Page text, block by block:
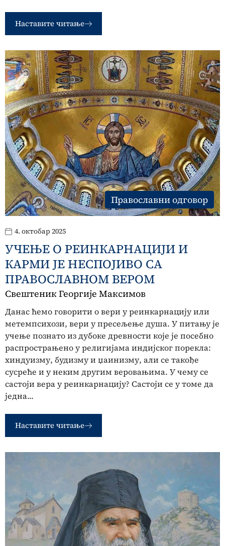
Наставите читање
Православни одговор
4. октобар 2025
УЧЕЊЕ О РЕИНКАРНАЦИЈИ И
КАРМИ JE НЕСПОЈИВО СА
ПРАВОСЛАВНОМ ВЕРОМ
Свештеник Георгије Максимов
Данас ћемо говорити о вери у реинкарнацију или
метемпсихози, вери у пресељење душа. У питању је
учење познато из дубоке древности које је посебно
распрострањено у религијама индијског порекла:
хиндуизму, будизму и џаинизму, али се такође
сусреће и у неким другим веровањима. У чему се
састоји вера у реинкарнацију? Састоји се у томе да
једна...
Наставите читање